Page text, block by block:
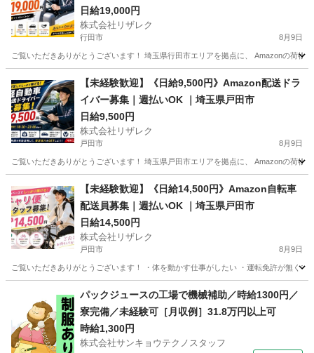
日給19,000円
株式会社リザレク
行田市 8月9日
ご覧いただきありがとうございます！ 埼玉県行田市エリアを拠点に、 Amazonの荷
物流 Amazon
【未経験歓迎】《日給9,500円》Amazon配送ドラ
イバー募集｜週払いOK ｜埼玉県戸田市
日給9,500円
株式会社リザレク
戸田市 8月9日
ご覧いただきありがとうございます！ 埼玉県戸田市エリアを拠点に、 Amazonの荷
物流 Amazon
【未経験歓迎】《日給14,500円》Amazon自転車
配送員募集｜週払いOK ｜埼玉県戸田市
日給14,500円
株式会社リザレク
戸田市 8月9日
ご覧いただきありがとうございます！ ・体を動かす仕事がしたい ・運転免許が無く
物流
パックジュースの工場で機械補助／時給1300円／
寮完備／未経験可［月収例］31.8万円以上可
時給1,300円
株式会社サンキョウテクノスタッフ